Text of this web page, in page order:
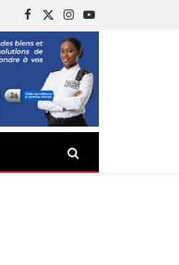
Facebook
X
(Twitter)
Instagram
YouTube